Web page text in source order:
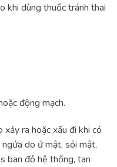
khi dùng thuốc tránh thai
động mạch.
ra hoặc xấu đi khi có
do ứ mật, sỏi mật,
ban đỏ hệ thống, tan